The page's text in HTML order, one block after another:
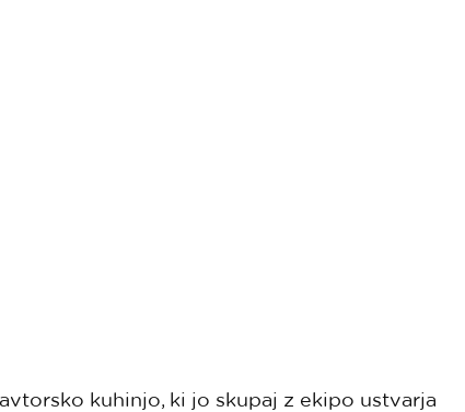
kuhinjo, ki jo skupaj z ekipo ustvarja